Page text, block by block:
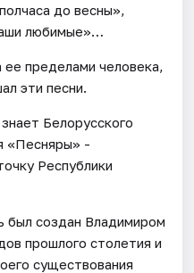
до весны»,
любимые»…
пределами человека,
эти песни.
Белорусского
«Песняры» -
Республики
был создан Владимиром
прошлого столетия и
существования